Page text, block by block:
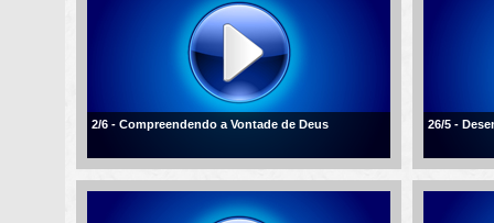
2/6 - Compreendendo a Vontade de Deus 26/5 -